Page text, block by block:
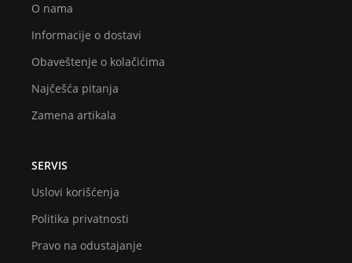
O nama
Informacije o dostavi
Obaveštenje o kolačićima
Najčešća pitanja
Zamena artikala
SERVIS
Uslovi korišćenja
Politika privatnosti
Pravo na odustajanje